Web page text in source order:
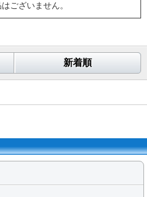
ございません。
新着順